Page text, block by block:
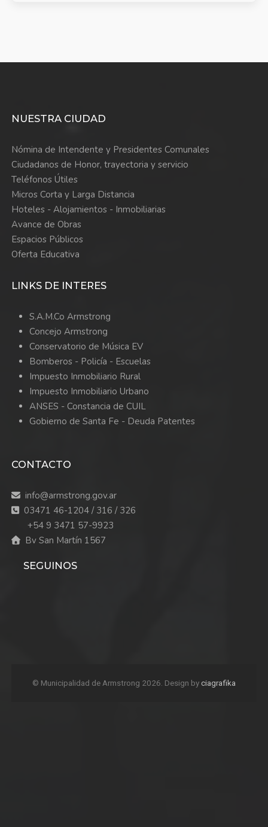
NUESTRA CIUDAD
Nómina de Intendente y Presidentes Comunales
Ciudadanos de Honor, trayectoria y servicio
Teléfonos Útiles
Micros Corta y Larga Distancia
Hoteles - Alojamientos - Inmobiliarias
Avance de Obras
Espacios Públicos
Oferta Educativa
LINKS DE INTERES
S.A.M.Co Armstrong
Concejo Armstrong
Conservatorio de Música EV
Bomberos - Policía - Escuelas
Impuesto Inmobiliario Rural
Impuesto Inmobiliario Urbano
ANSES - Constancia de CUIL
Gobierno de Santa Fe - Deuda Patentes
CONTACTO
info@armstrong.gov.ar
03471 46-1204 / 316 / 326
+54 9 3471 57-9923
Bv San Martín 1567
SEGUINOS
© Municipalidad de Armstrong 2026. Design byciagrafika